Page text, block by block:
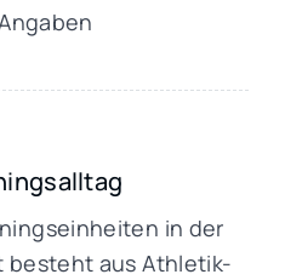
in der
besteht aus Athletik-